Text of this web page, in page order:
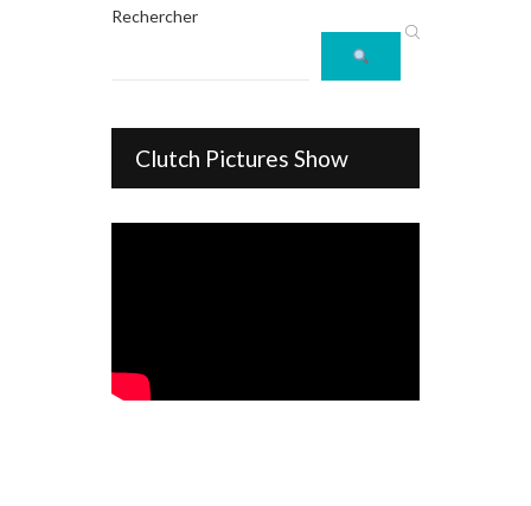
Rechercher
Clutch Pictures Show